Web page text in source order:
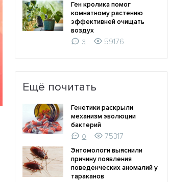
Ген кролика помог
комнатному растению
эффективней очищать
воздух
3
59176
Ещё почитать
Генетики раскрыли
механизм эволюции
бактерий
0
75317
Энтомологи выяснили
причину появления
поведенческих аномалий у
тараканов